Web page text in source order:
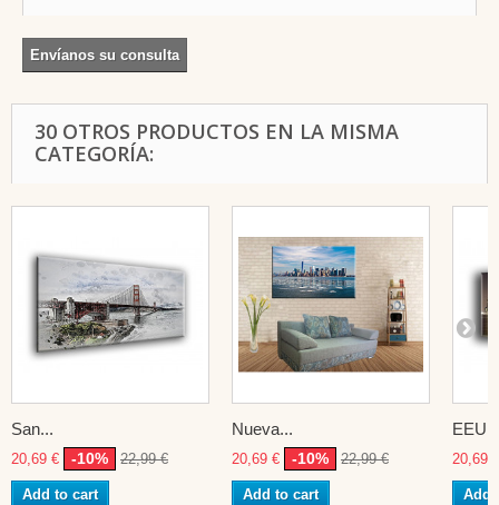
Envíanos su consulta
30 OTROS PRODUCTOS EN LA MISMA
CATEGORÍA:
San...
20,69 € -10% 22,99 €
Add to cart
Nueva...
20,69 € -10% 22,99 €
Add to cart
20,69 €
Add